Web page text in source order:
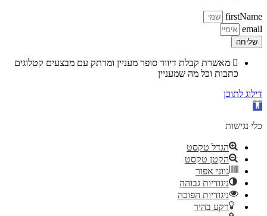
firstName
email
שליחה
מאשרת קבלת דיוור סופר מעניין ומרתק עם מבצעים קטלוגים
כתבות וכל מה שמעניין
דילוג לתוכן
פתח סרגל נגישות
כלי נגישות
הגדל טקסט
הקטן טקסט
גווני אפור
ניגודיות גבוהה
ניגודיות הפוכה
רקע בהיר